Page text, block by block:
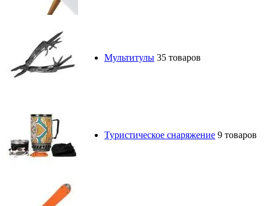
Мультитулы 35 товаров
Туристическое снаряжение 9 товаров